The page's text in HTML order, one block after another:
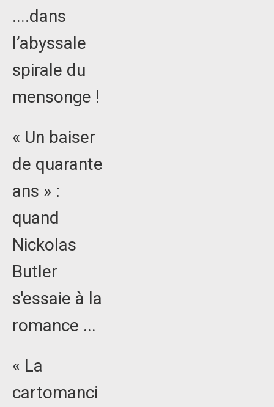
....dans
l’abyssale
spirale du
mensonge !
« Un baiser
de quarante
ans » :
quand
Nickolas
Butler
s'essaie à la
romance ...
« La
cartomanci